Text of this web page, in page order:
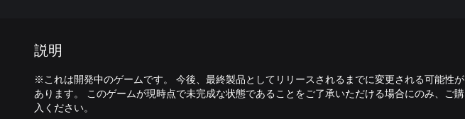
説明
※これは開発中のゲームです。 今後、最終製品としてリリースされるまでに変更される可能性が
あります。 このゲームが現時点で未完成な状態であることをご了承いただける場合にのみ、ご購
入ください。